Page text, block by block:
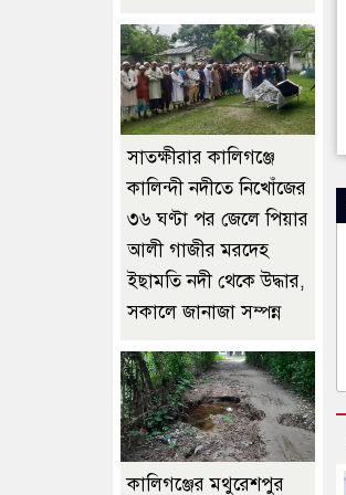
সাতক্ষীরার কালিগঞ্জে
কালিন্দী নদীতে নিখোঁজের
৩৬ ঘণ্টা পর জেলে পিয়ার
আলী গাজীর মরদেহ
ইছাম‌তি নদী থে‌কে উদ্ধার,
সকালে জানাজা সম্পন্ন
কালিগঞ্জের মথুরেশপুর